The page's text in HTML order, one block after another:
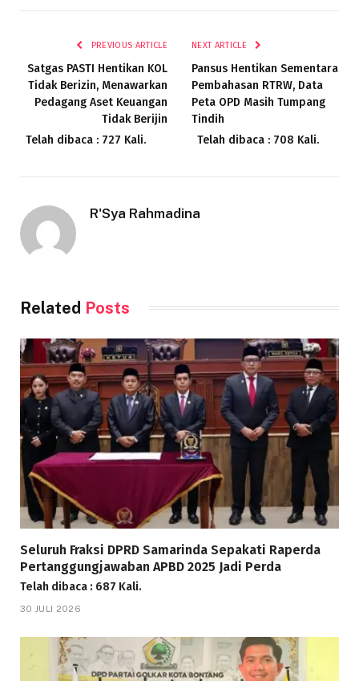
PREVIOUS ARTICLE
Satgas PASTI Hentikan KOL
Tidak Berizin, Menawarkan
Pedagang Aset Keuangan
Tidak Berijin
Telah dibaca : 727 Kali.
NEXT ARTICLE
Pansus Hentikan Sementara
Pembahasan RTRW, Data
Peta OPD Masih Tumpang
Tindih
Telah dibaca : 708 Kali.
R'Sya Rahmadina
Related Posts
Seluruh Fraksi DPRD Samarinda Sepakati Raperda
Pertanggungjawaban APBD 2025 Jadi Perda
Telah dibaca : 687 Kali.
30 JULI 2026